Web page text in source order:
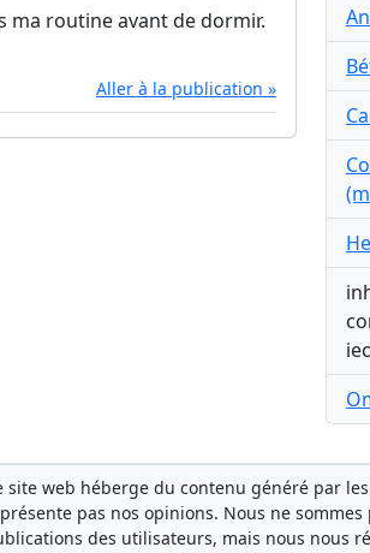
ma routine avant de dormir.
Aller à la publication »
site web héberge du contenu généré par
pas nos opinions. Nous ne sommes
des utilisateurs, mais nous nous